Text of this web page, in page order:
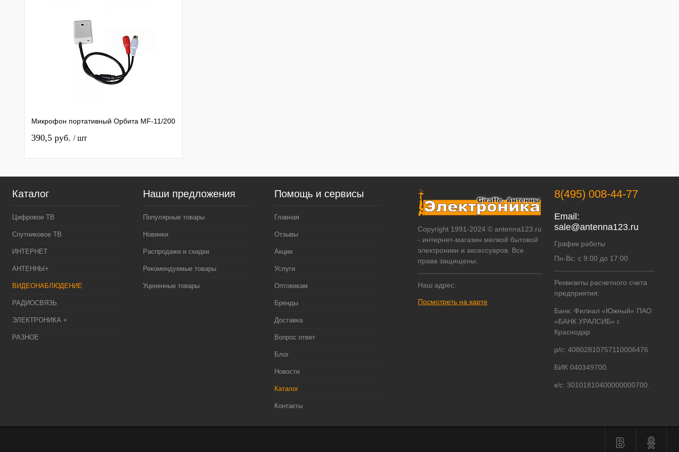
Микрофон портативный Орбита MF-11/200
390,5 руб. / шт
Каталог
Цифровое ТВ
Спутниковое ТВ
ИНТЕРНЕТ
АНТЕННЫ+
ВИДЕОНАБЛЮДЕНИЕ
РАДИОСВЯЗЬ
ЭЛЕКТРОНИКА +
РАЗНОЕ
Наши предложения
Популярные товары
Новинки
Распродажи и скидки
Рекомендуемые товары
Уцененные товары
Помощь и сервисы
Главная
Отзывы
Акции
Услуги
Оптовикам
Бренды
Доставка
Вопрос ответ
Блог
Новости
Каталог
Контакты
Copyright 1991-2024 © antenna123.ru
- интернет-магазин мелкой бытовой
электроники и аксессуаров. Все
права защищены.
Наш адрес:
Посмотреть на карте
8(495) 008-44-77
Email:
sale@antenna123.ru
График работы
Пн-Вс: с 9:00 до 17:00
Реквизиты расчетного счета
предприятия:
Банк: Филиал «Южный» ПАО
«БАНК УРАЛСИБ» г.
Краснодар
р/с: 40802810757110006476.
БИК 040349700.
к/с: 30101810400000000700.